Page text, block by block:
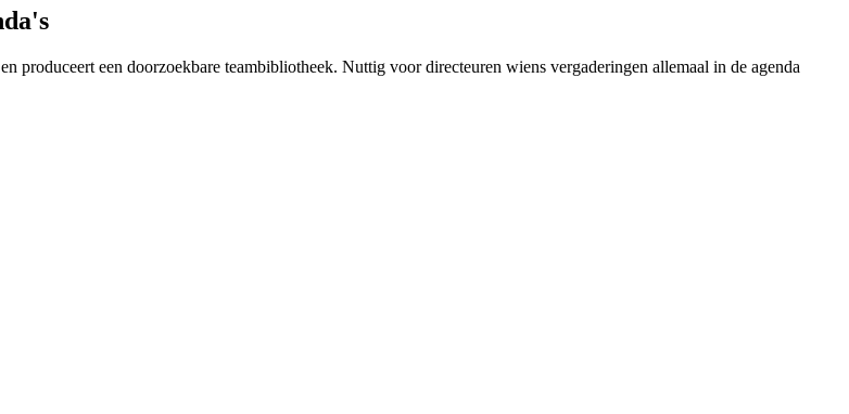
produceert een doorzoekbare teambibliotheek. Nuttig voor directeuren wiens vergaderingen allemaal in de agenda